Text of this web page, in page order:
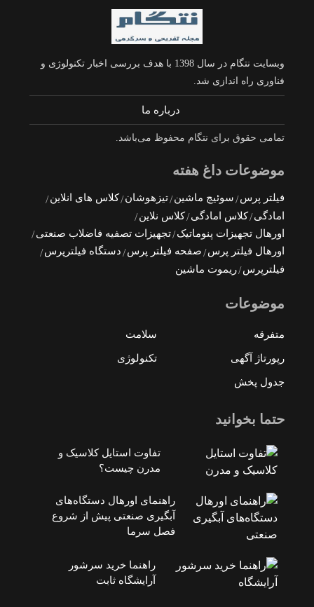
وبسایت نتگام در سال 1398 با هدف بررسی اخبار تکنولوژی و
فناوری راه اندازی شد.
درباره ما
تمامی حقوق برای نتگام محفوظ می‌باشد.
موضوعات داغ هفته
فیلتر پرس سوئیچ ماشین تیزهوشان کلاس های انلاین
امادگی کلاس امادگی کلاس نلاین
اورهال تجهیزات پنوماتیک تجهیزات تصفیه فاضلاب صنعتی
اورهال فیلتر پرس
صفحه فیلتر پرس
دستگاه فیلترپرس
فیلترپرس ریموت ماشین
موضوعات
متفرقه سلامت
رپورتاژ آگهی تکنولوژی
جدول پخش
حتما بخوانید
تفاوت استایل کلاسیک و
مدرن چیست؟
راهنمای اورهال دستگاه‌های
آبگیری صنعتی پیش از شروع
فصل سرما
راهنما خرید سرشور
آرایشگاه ثابت